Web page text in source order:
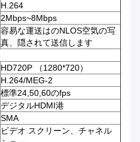
H.264
2Mbps~8Mbps
容易な運送はのNLOS空気の写
真、隠されて送信します
HD720P （1280*720）
H.264/MEG-2
標準24,50,60のfps
デジタルHDMI港
SMA
ビデオ スクリーン、チャネル